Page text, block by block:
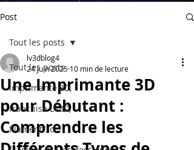
Post
Tout les posts
imprimante 3D,
franchise LV3D,
filament 3d,
Tout les posts
Une Imprimante 3D
pour Débutant :
Comprendre les
lv3dblog4
24 juin 2025 10 min de lecture